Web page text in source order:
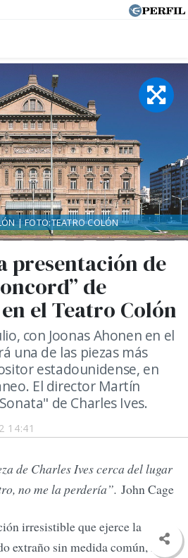
14:41
presentación de
de
el Teatro Colón
con Joonas Ahonen en el
una de las piezas más
estadounidense, en
El director Martín
de Charles Ives.
| FOTO:TEATRO COLÓN
de Charles Ives cerca del lugar
no me la perdería”. John Cage
irresistible que ejerce la
extraño sin medida común, lleno